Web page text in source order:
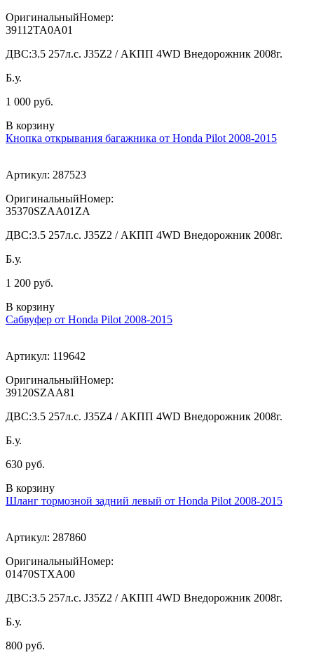
ОригинальныйНомер:
39112TA0A01
ДВС:3.5 257л.с. J35Z2 / АКПП 4WD Внедорожник 2008г.
Б.у.
1 000 руб.
В корзину
Кнопка открывания багажника от Honda Pilot 2008-2015
Артикул: 287523
ОригинальныйНомер:
35370SZAA01ZA
ДВС:3.5 257л.с. J35Z2 / АКПП 4WD Внедорожник 2008г.
Б.у.
1 200 руб.
В корзину
Сабвуфер от Honda Pilot 2008-2015
Артикул: 119642
ОригинальныйНомер:
39120SZAA81
ДВС:3.5 257л.с. J35Z4 / АКПП 4WD Внедорожник 2008г.
Б.у.
630 руб.
В корзину
Шланг тормозной задний левый от Honda Pilot 2008-2015
Артикул: 287860
ОригинальныйНомер:
01470STXA00
ДВС:3.5 257л.с. J35Z2 / АКПП 4WD Внедорожник 2008г.
Б.у.
800 руб.